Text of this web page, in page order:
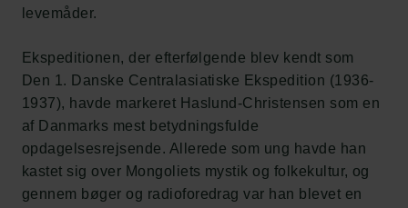
levemåder.
Ekspeditionen, der efterfølgende blev kendt som
Den 1. Danske Centralasiatiske Ekspedition (1936-
1937), havde markeret Haslund-Christensen som en
af Danmarks mest betydningsfulde
opdagelsesrejsende. Allerede som ung havde han
kastet sig over Mongoliets mystik og folkekultur, og
gennem bøger og radioforedrag var han blevet en